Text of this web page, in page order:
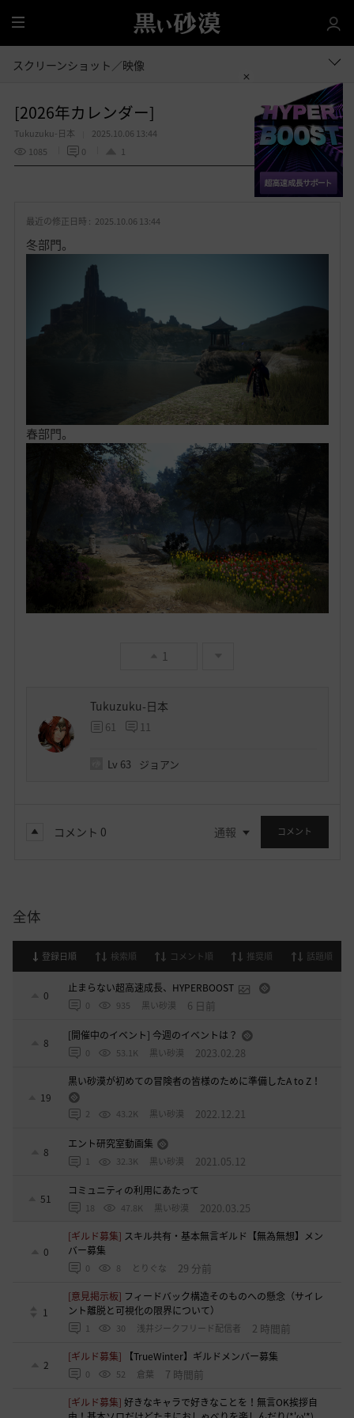
全
体
スクリーンショット／映像
[2026年カレンダー]
Tukuzuku-日本
2025.10.06 13:44
1085
0 1
お 共有する
最近の修正日時 : 2025.10.06 13:44
冬部門。
春部門。
1
Tukuzuku-日本
61 11
Lv 63 ジョアン
コメント 0 通報 コメント
全体
登録日順 検索順 コメント順 推奨順 話題順
0
止まらない超高速成長、HYPERBOOST
0 935 黒い砂漠 6 日前
8
[開催中のイベント] 今週のイベントは？
0 53.1K 黒い砂漠 2023.02.28
19
黒い砂漠が初めての冒険者の皆様のために準備したA to Z！
2 43.2K 黒い砂漠 2022.12.21
8
エント研究室動画集
1 32.3K 黒い砂漠 2021.05.12
51
コミュニティの利用にあたって
18 47.8K 黒い砂漠 2020.03.25
0
[ギルド募集] スキル共有・基本無言ギルド【無為無想】メン
バー募集
0 8 とりぐな 29 分前
1
[意見掲示板] フィードバック構造そのものへの懸念（サイレ
ント離脱と可視化の限界について）
1 30 浅井ジークフリード配信者 2 時間前
2
[ギルド募集] 【TrueWinter】ギルドメンバー募集
0 52 倉葉 7 時間前
[ギルド募集]好きなキャラで好きなことを！無言OK挨拶自